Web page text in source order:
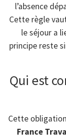
l’absence
Cette règle
le séjour a
principe reste
Qui est
Cette
France